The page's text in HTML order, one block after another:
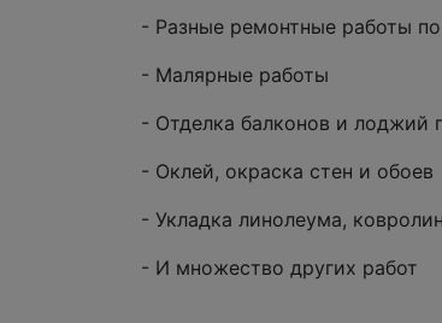
- Разные ремонтные работы
- Малярные работы
- Отделка балконов и лоджий
- Оклей, окраска стен и обоев
- Укладка линолеума,
- И множество других работ